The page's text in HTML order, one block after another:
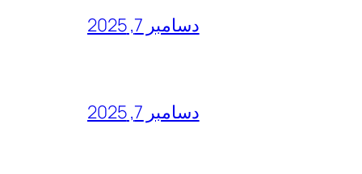
دسامبر 7, 2025
دسامبر 7, 2025